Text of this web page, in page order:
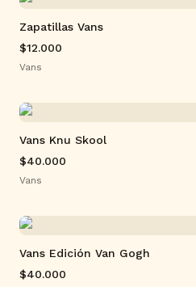
Zapatillas Vans
$12.000
Vans
Vans Knu Skool
$40.000
Vans
Vans Edición Van Gogh
$40.000